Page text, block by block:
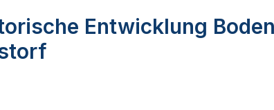
Entwicklung